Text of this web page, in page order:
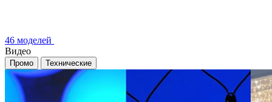
46 моделей
Видео
Промо Технические